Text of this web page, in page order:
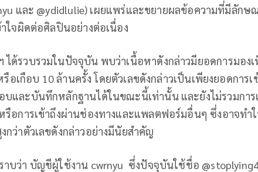
และ @ydidlulie) เผยแพร่และขยายผลข้อความที่มีลักษ
าใจผิดต่อศิลปินอย่างต่อเนื่อง
ด้รวบรวมในปัจจุบัน พบว่าเนื้อหาดังกล่าวมียอดการมอง
อเกือบ 10 ล้านครั้ง โดยตัวเลขดังกล่าวเป็นเพียงยอดการเ
บและบันทึกหลักฐานได้ในขณะนี้เท่านั้น และยังไม่รวมการ
รือการเข้าถึงผ่านช่องทางและแพลตฟอร์มอื่นๆ ซึ่งอาจทำ
กว่าตัวเลขดังกล่าวอย่างมีนัยสำคัญ
บว่า บัญชีผู้ใช้งาน cwrnyu ซึ่งปัจจุบันใช้ชื่อ